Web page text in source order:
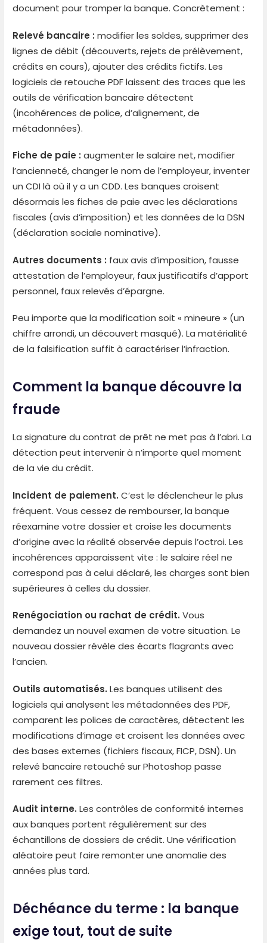
document pour tromper la banque. Concrètement :
Relevé bancaire : modifier les soldes, supprimer des
lignes de débit (découverts, rejets de prélèvement,
crédits en cours), ajouter des crédits fictifs. Les
logiciels de retouche PDF laissent des traces que les
outils de vérification bancaire détectent
(incohérences de police, d’alignement, de
métadonnées).
Fiche de paie : augmenter le salaire net, modifier
l’ancienneté, changer le nom de l’employeur, inventer
un CDI là où il y a un CDD. Les banques croisent
désormais les fiches de paie avec les déclarations
fiscales (avis d’imposition) et les données de la DSN
(déclaration sociale nominative).
Autres documents : faux avis d’imposition, fausse
attestation de l’employeur, faux justificatifs d’apport
personnel, faux relevés d’épargne.
Peu importe que la modification soit « mineure » (un
chiffre arrondi, un découvert masqué). La matérialité
de la falsification suffit à caractériser l’infraction.
Comment la banque découvre la
fraude
La signature du contrat de prêt ne met pas à l’abri. La
détection peut intervenir à n’importe quel moment
de la vie du crédit.
Incident de paiement. C’est le déclencheur le plus
fréquent. Vous cessez de rembourser, la banque
réexamine votre dossier et croise les documents
d’origine avec la réalité observée depuis l’octroi. Les
incohérences apparaissent vite : le salaire réel ne
correspond pas à celui déclaré, les charges sont bien
supérieures à celles du dossier.
Renégociation ou rachat de crédit. Vous
demandez un nouvel examen de votre situation. Le
nouveau dossier révèle des écarts flagrants avec
l’ancien.
Outils automatisés. Les banques utilisent des
logiciels qui analysent les métadonnées des PDF,
comparent les polices de caractères, détectent les
modifications d’image et croisent les données avec
des bases externes (fichiers fiscaux, FICP, DSN). Un
relevé bancaire retouché sur Photoshop passe
rarement ces filtres.
Audit interne. Les contrôles de conformité internes
aux banques portent régulièrement sur des
échantillons de dossiers de crédit. Une vérification
aléatoire peut faire remonter une anomalie des
années plus tard.
Déchéance du terme : la banque
exige tout, tout de suite